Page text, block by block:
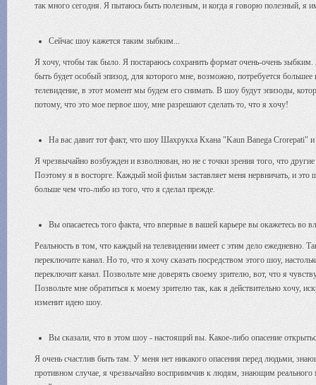
так много сегодня. Я пытаюсь быть полезным, и когда я говорю полезный, я
Сейчас шоу кажется таким зыбким...
Я хочу, чтобы так было. Я постараюсь сохранить формат очень-очень
быть будет особый эпизод, для которого мне, возможно, потребуется
телевидение, в этот момент мы будем его снимать. В шоу будут эпизоды,
потому, что это мое первое шоу, мне разрешают сделать то, что я хочу!
На вас давит тот факт, что шоу Шахрукха Кхана "Kaun Banega Crorepati"
Я чрезвычайно возбужден и взволнован, но не с точки зрения того, что
Поэтому я в восторге. Каждый мой фильм заставляет меня нервничать, и это
больше чем что-либо из того, что я сделал прежде.
Вы опасаетесь того факта, что впервые в вашей карьере вы окажетесь во
Реальность в том, что каждый на телевидении имеет с этим дело ежедневно.
переключите канал. Но то, что я хочу сказать посредством этого шоу,
переключит канал. Позвольте мне доверять своему зрителю, вот, что я
Позвольте мне обратиться к моему зрителю так, как я действительно хочу,
изменит идею шоу.
Вы сказали, что в этом шоу - настоящий вы. Какое-либо опасение
Я очень счастлив быть там. У меня нет никакого опасения перед людьми,
противном случае, я чрезвычайно восприимчив к людям, знающим